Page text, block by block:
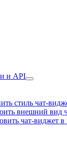
и API
стиль чат-
внешний вид
чат-виджет в